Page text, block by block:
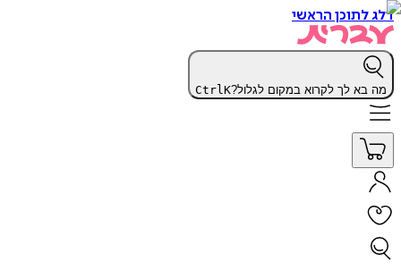
דלג לתוכן הראשי
מה בא לך לקרוא במקום לגלול? CtrlK